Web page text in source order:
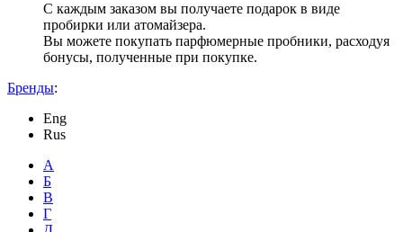
С каждым заказом вы получаете подарок в виде
пробирки или атомайзера.
Вы можете покупать парфюмерные пробники, расходуя
бонусы, полученные при покупке.
Бренды:
Eng
Rus
А
Б
В
Г